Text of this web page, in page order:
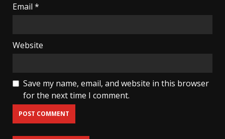
Email *
Website
Save my name, email, and website in this browser
for the next time I comment.